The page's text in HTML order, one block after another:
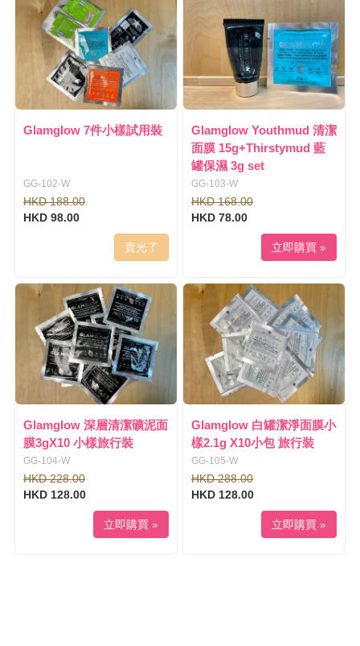
Glamglow 7件小樣試用裝
GG-102-W
HKD 188.00
HKD 98.00
賣光了
Glamglow Youthmud 清潔
面膜 15g+Thirstymud 藍
罐保濕 3g set
GG-103-W
HKD 168.00
HKD 78.00
立即購買 »
Glamglow 深層清潔礦泥面
膜3gX10 小樣旅行裝
GG-104-W
HKD 228.00
HKD 128.00
立即購買 »
Glamglow 白罐潔淨面膜小
樣2.1g X10小包 旅行裝
GG-105-W
HKD 288.00
HKD 128.00
立即購買 »